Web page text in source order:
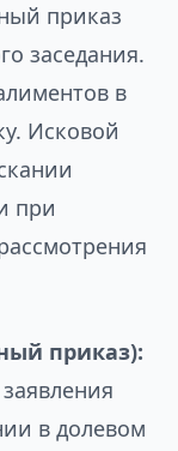
приказ
заседания.
в
Исковой
при
приказ):
в долевом